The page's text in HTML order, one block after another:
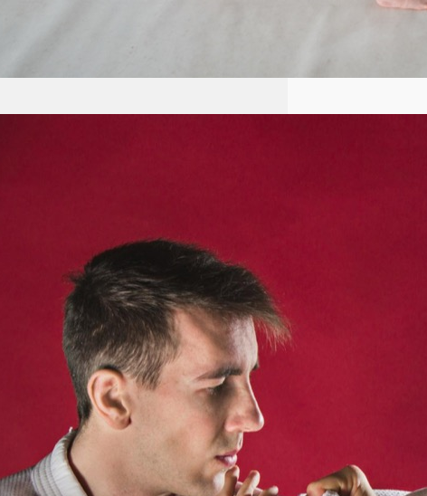
Choć aikido jest mniej znane niż
inne sztuki walki, takie jak
karate czy judo, stanowi ono
fascynującą dyscyplinę, która
łączy techniki samoobrony z
głęboką filozofią.…